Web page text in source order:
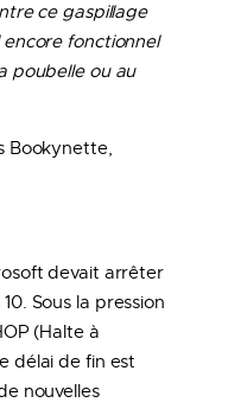
ce gaspillage
fonctionnel
poubelle ou au
Bookynette,
devait arrêter
Sous la pression
(Halte à
délai de fin est
nouvelles